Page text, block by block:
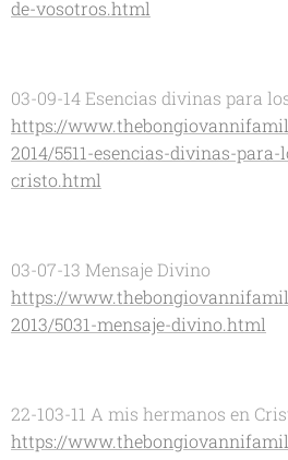
de-vosotros.html
03-09-14 Esencias divinas para
https://
2014/5511-esencias-divinas-
cristo.html
03-07-13 Mensaje Divino
https://
2013/5031-mensaje-divino.html
22-103-11 A mis hermanos en
https://